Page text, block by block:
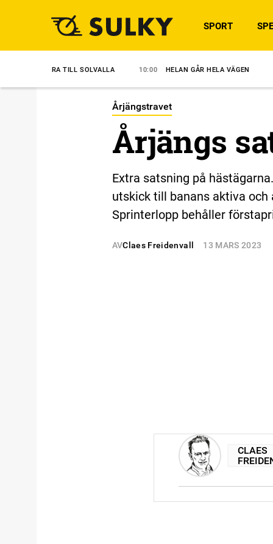
SPORT
TILL SOLVALLA 10:00 HELAN GÅR HELA VÄGEN 09:30
Årjängstravet
Årjängs
Extra satsning på
utskick till banans aktiva
Sprinterlopp behåller
AVClaes Freidenvall 13 MARS 2023
CLAES